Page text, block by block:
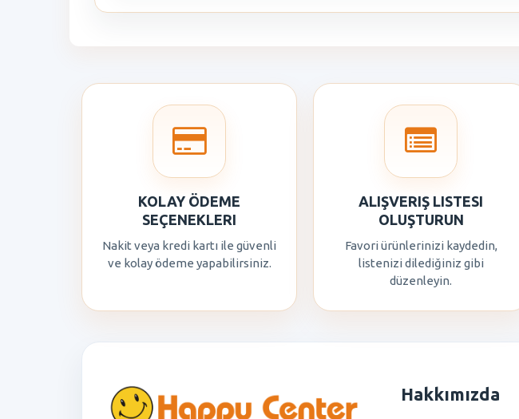
KOLAY ÖDEME
SEÇENEKLERI
Nakit veya kredi kartı ile güvenli
ve kolay ödeme yapabilirsiniz.
ALIŞVERIŞ LISTESI
OLUŞTURUN
Favori ürünlerinizi kaydedin,
listenizi dilediğiniz gibi
düzenleyin.
Hakkımızda